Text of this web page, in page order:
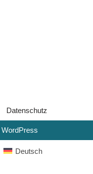
Datenschutz
WordPress
Deutsch